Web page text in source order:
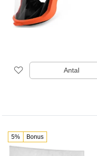
Antal
5% Bonus